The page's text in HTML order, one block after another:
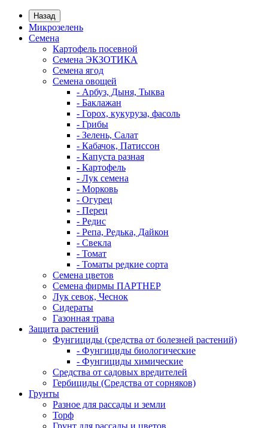
Назад
Микрозелень
Семена
Картофель посевной
Семена ЭКЗОТИКА
Семена ягод
Семена овощей
- Арбуз, Дыня, Тыква
- Баклажан
- Горох, кукуруза, фасоль
- Грибы
- Зелень, Салат
- Кабачок, Патиссон
- Капуста разная
- Картофель
- Лук семена
- Морковь
- Огурец
- Перец
- Редис
- Репа, Редька, Дайкон
- Свекла
- Томат
- Томаты редкие сорта
Семена цветов
Семена фирмы ПАРТНЕР
Лук севок, Чеснок
Сидераты
Газонная трава
Защита растений
Фунгициды (средства от болезней растений)
- Фунгициды биологические
- Фунгициды химические
Средства от садовых вредителей
Гербициды (Средства от сорняков)
Грунты
Разное для рассады и земли
Торф
Грунт для рассады и цветов